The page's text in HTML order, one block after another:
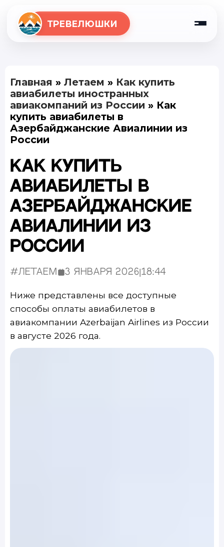
ТРЕВЕЛЮШКИ
Главная » Летаем » Как купить
авиабилеты иностранных
авиакомпаний из России » Как
купить авиабилеты в
Азербайджанские Авиалинии из
России
Как купить
авиабилеты в
Азербайджанские
Авиалинии из
России
#Летаем Опубликовано:
3 января 2026 |18:44
Ниже представлены все доступные
способы оплаты авиабилетов в
авиакомпании Azerbaijan Airlines из России
в августе 2026 года.